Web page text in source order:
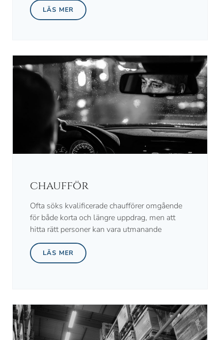
LÄS MER
chaufför
Ofta söks kvalificerade chaufförer omgående
för både korta och längre uppdrag, men att
hitta rätt personer kan vara utmanande
LÄS MER